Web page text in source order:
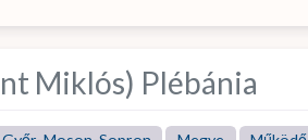
Miklós) Plébánia